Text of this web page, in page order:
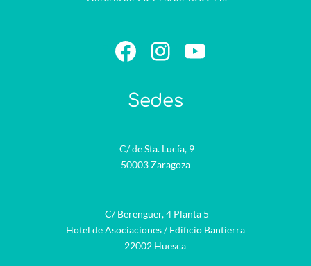
Facebook
Instagram
YouTube
Sedes
C/ de Sta. Lucía, 9
50003 Zaragoza
C/ Berenguer, 4 Planta 5
Hotel de Asociaciones / Edificio Bantierra
22002 Huesca